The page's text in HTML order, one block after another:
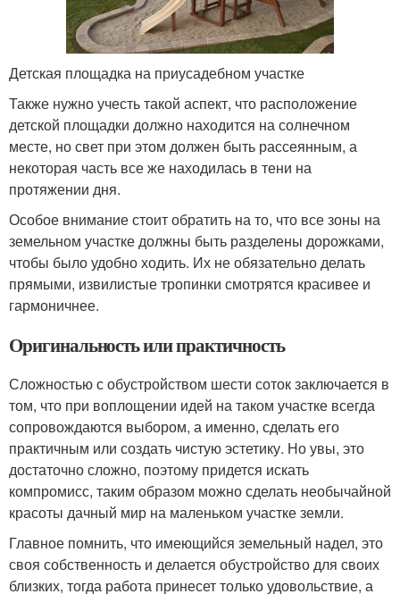
Детская площадка на приусадебном участке
Также нужно учесть такой аспект, что расположение
детской площадки должно находится на солнечном
месте, но свет при этом должен быть рассеянным, а
некоторая часть все же находилась в тени на
протяжении дня.
Особое внимание стоит обратить на то, что все зоны на
земельном участке должны быть разделены дорожками,
чтобы было удобно ходить. Их не обязательно делать
прямыми, извилистые тропинки смотрятся красивее и
гармоничнее.
Оригинальность или практичность
Сложностью с обустройством шести соток заключается в
том, что при воплощении идей на таком участке всегда
сопровождаются выбором, а именно, сделать его
практичным или создать чистую эстетику. Но увы, это
достаточно сложно, поэтому придется искать
компромисс, таким образом можно сделать необычайной
красоты дачный мир на маленьком участке земли.
Главное помнить, что имеющийся земельный надел, это
своя собственность и делается обустройство для своих
близких, тогда работа принесет только удовольствие, а